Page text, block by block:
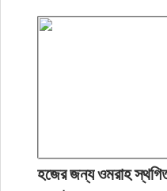
হজের জন্য ওমরাহ